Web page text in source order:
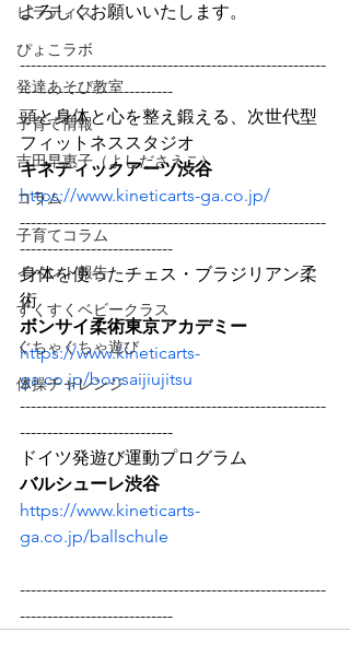
ピラティス
ぴょこラボ
発達あそび教室
子育て情報
吉田早惠子（よしださえこ）
コラム
子育てコラム
イベント報告
すくすくベビークラス
ぐちゃぐちゃ遊び
体操チャレンジ
よろしくお願いいたします。
--------------------------------------------------------
----------------------------
頭と身体と心を整え鍛える、次世代型
フィットネススタジオ
キネティックアーツ渋谷
https://www.kineticarts-ga.co.jp/
--------------------------------------------------------
----------------------------
身体を使ったチェス・ブラジリアン柔
術
ボンサイ柔術東京アカデミー
https://www.kineticarts-
ga.co.jp/bonsaijiujitsu
--------------------------------------------------------
----------------------------
ドイツ発遊び運動プログラム
バルシューレ渋谷
https://www.kineticarts-
ga.co.jp/ballschule
--------------------------------------------------------
----------------------------